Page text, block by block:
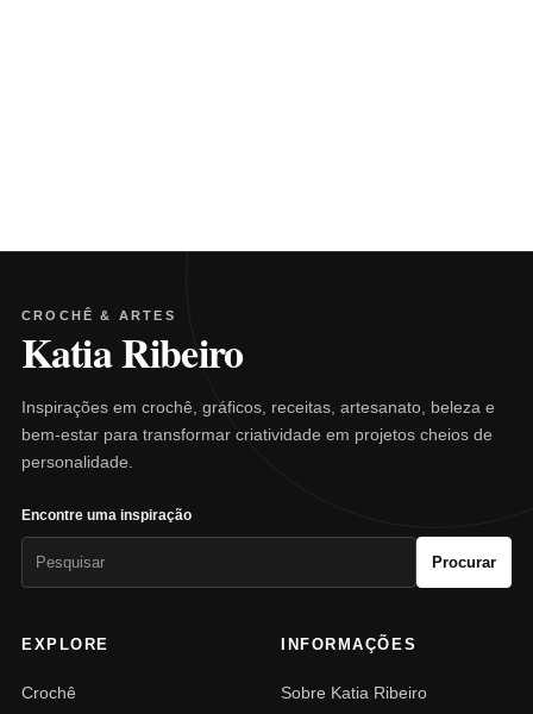
CROCHÊ & ARTES
Katia Ribeiro
Inspirações em crochê, gráficos, receitas, artesanato, beleza e
bem-estar para transformar criatividade em projetos cheios de
personalidade.
Encontre uma inspiração
Procurar
EXPLORE
Crochê
INFORMAÇÕES
Sobre Katia Ribeiro